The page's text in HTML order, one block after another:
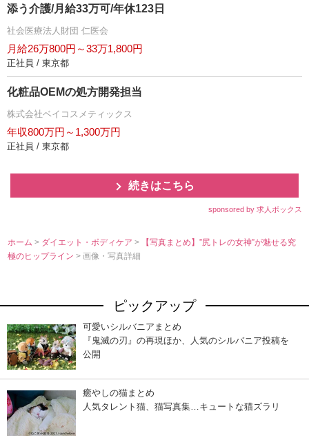
添う介護/月給33万可/年休123日
社会医療法人財団 仁医会
月給26万800円～33万1,800円
正社員 / 東京都
化粧品OEMの処方開発担当
株式会社ベイコスメティックス
年収800万円～1,300万円
正社員 / 東京都
続きはこちら
sponsored by 求人ボックス
ホーム > ダイエット・ボディケア>
【写真まとめ】”尻トレの女神”が魅せる究
極のヒップライン> 画像・写真詳細
ピックアップ
可愛いシルバニアまとめ
『鬼滅の刃』の再現ほか、人気のシルバニア投稿を
公開
癒やしの猫まとめ
人気タレント猫、猫写真集…キュートな猫ズラリ